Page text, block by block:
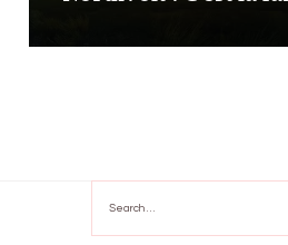
for: